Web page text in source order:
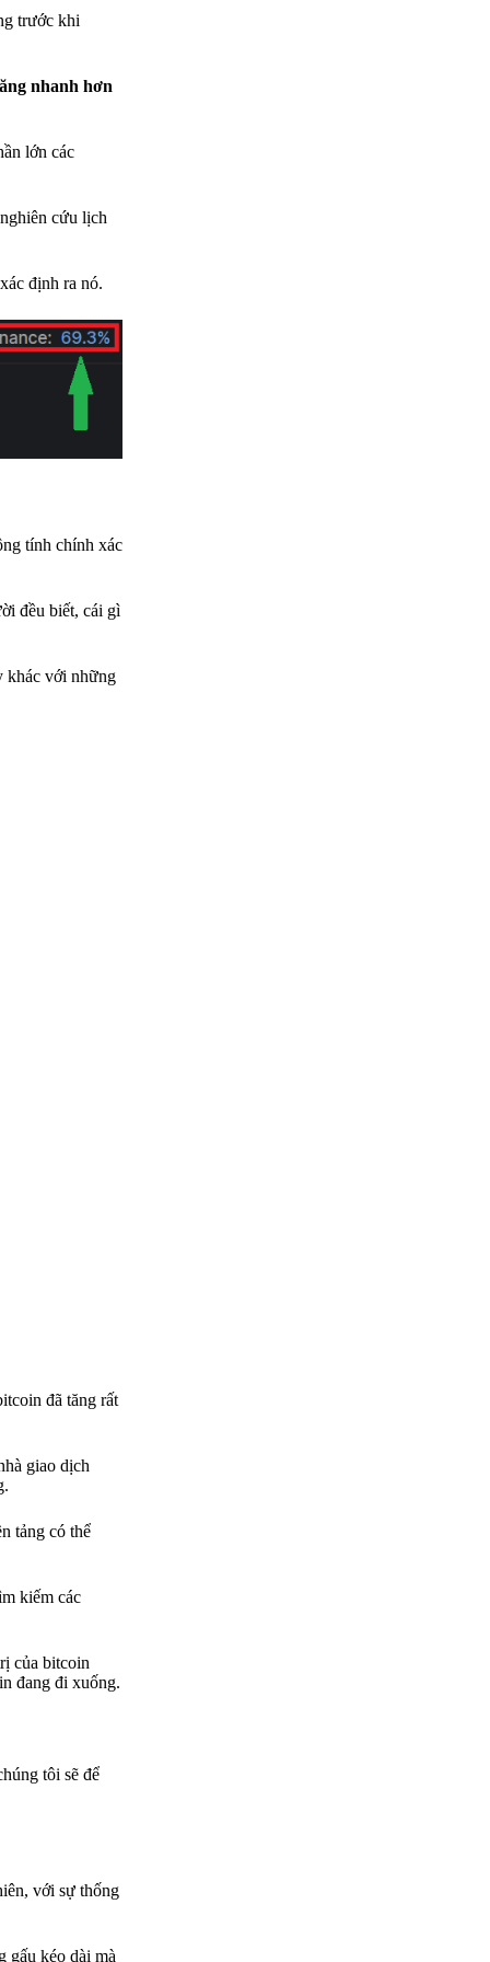
trước khi
nhanh hơn
lớn các
cứu lịch
định ra nó.
tính chính xác
đều biết, cái gì
khác với những
đã tăng rất
giao dịch
tảng có thể
kiếm các
của bitcoin
đang đi xuống.
tôi sẽ để
với sự thống
gấu kéo dài mà